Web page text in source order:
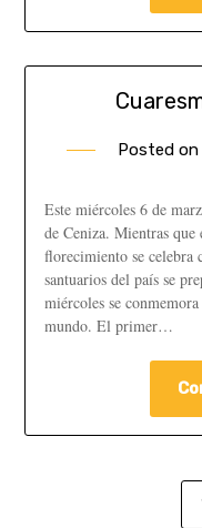
Posted on
Este miércoles 6 de
de Ceniza. Mientras
florecimiento se celebra
santuarios del país se
miércoles se
mundo. El primer…